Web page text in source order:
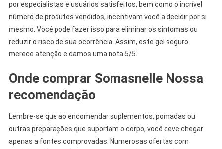
por especialistas e usuários satisfeitos, bem como o incrível
número de produtos vendidos, incentivam você a decidir por si
mesmo. Você pode fazer isso para eliminar os sintomas ou
reduzir o risco de sua ocorrência. Assim, este gel seguro
merece atenção e damos uma nota 5/5.
Onde comprar Somasnelle Nossa
recomendação
Lembre-se que ao encomendar suplementos, pomadas ou
outras preparações que suportam o corpo, você deve chegar
apenas a fontes comprovadas. Numerosas ofertas com